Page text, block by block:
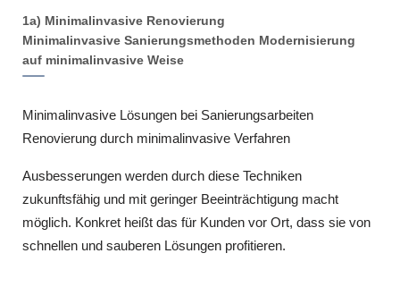
1a) Minimalinvasive Renovierung
Minimalinvasive Sanierungsmethoden Modernisierung
auf minimalinvasive Weise
Minimalinvasive Lösungen bei Sanierungsarbeiten
Renovierung durch minimalinvasive Verfahren
Ausbesserungen werden durch diese Techniken
zukunftsfähig und mit geringer Beeinträchtigung macht
möglich. Konkret heißt das für Kunden vor Ort, dass sie von
schnellen und sauberen Lösungen profitieren.